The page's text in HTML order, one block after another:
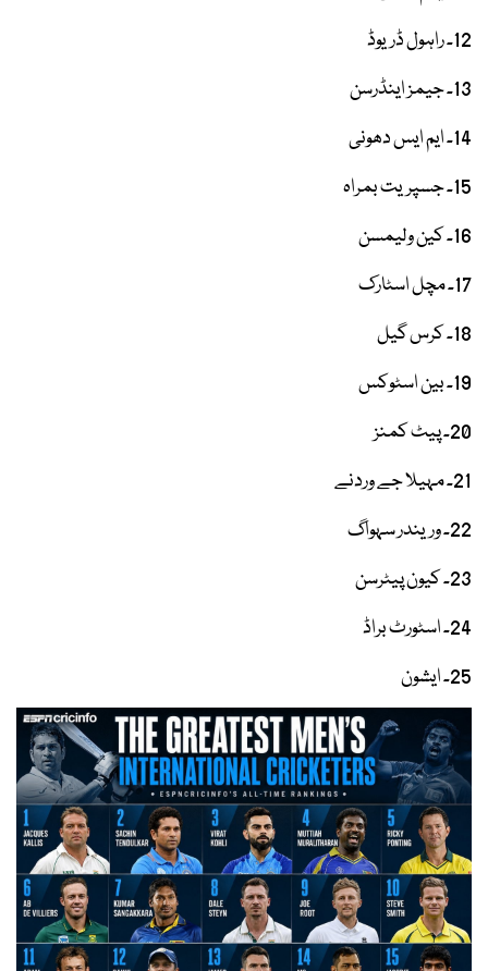
12۔ راہول ڈریوڈ
13۔ جیمز اینڈرسن
14۔ ایم ایس دھونی
15۔ جسپریت بمراہ
16۔ کین ولیمسن
17۔ مچل اسٹارک
18۔ کرس گیل
19۔ بین اسٹوکس
20۔ پیٹ کمنز
21۔ مہیلا جے وردنے
22۔ وریندر سہواگ
23۔ کیون پیٹرسن
24۔ اسٹورٹ براڈ
25۔ ایشون